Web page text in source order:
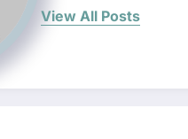
View All Posts